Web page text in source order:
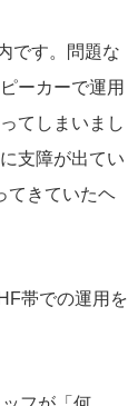
です。問題な
ーカーで運用
てしまいまし
支障が出てい
てきていたヘ
帯での運用を